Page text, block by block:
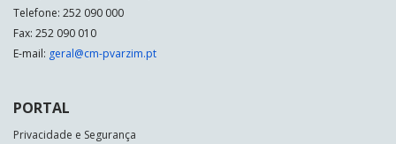
Telefone: 252 090 000
Fax: 252 090 010
E-mail: geral@cm-pvarzim.pt
PORTAL
Privacidade e Segurança